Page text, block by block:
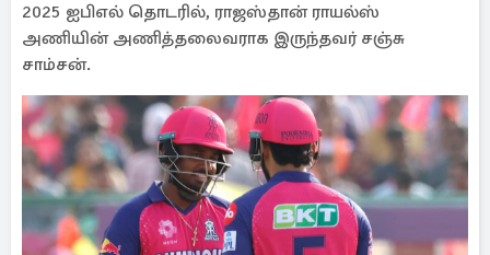
2025 ஐபிஎல் தொடரில், ராஜஸ்தான் ராயல்ஸ்
அணியின் அணித்தலைவராக இருந்தவர் சஞ்சு
சாம்சன்.